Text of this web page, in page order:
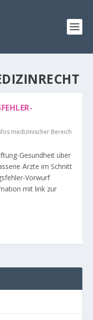
medizinischer Bereich
Gesundheit über
Ärzte im Schnitt
Vorwurf
mit link zur